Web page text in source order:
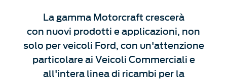
La gamma Motorcraft crescerà
con nuovi prodotti e applicazioni, non
solo per veicoli Ford, con un'attenzione
particolare ai Veicoli Commerciali e
all'intera linea di ricambi per la